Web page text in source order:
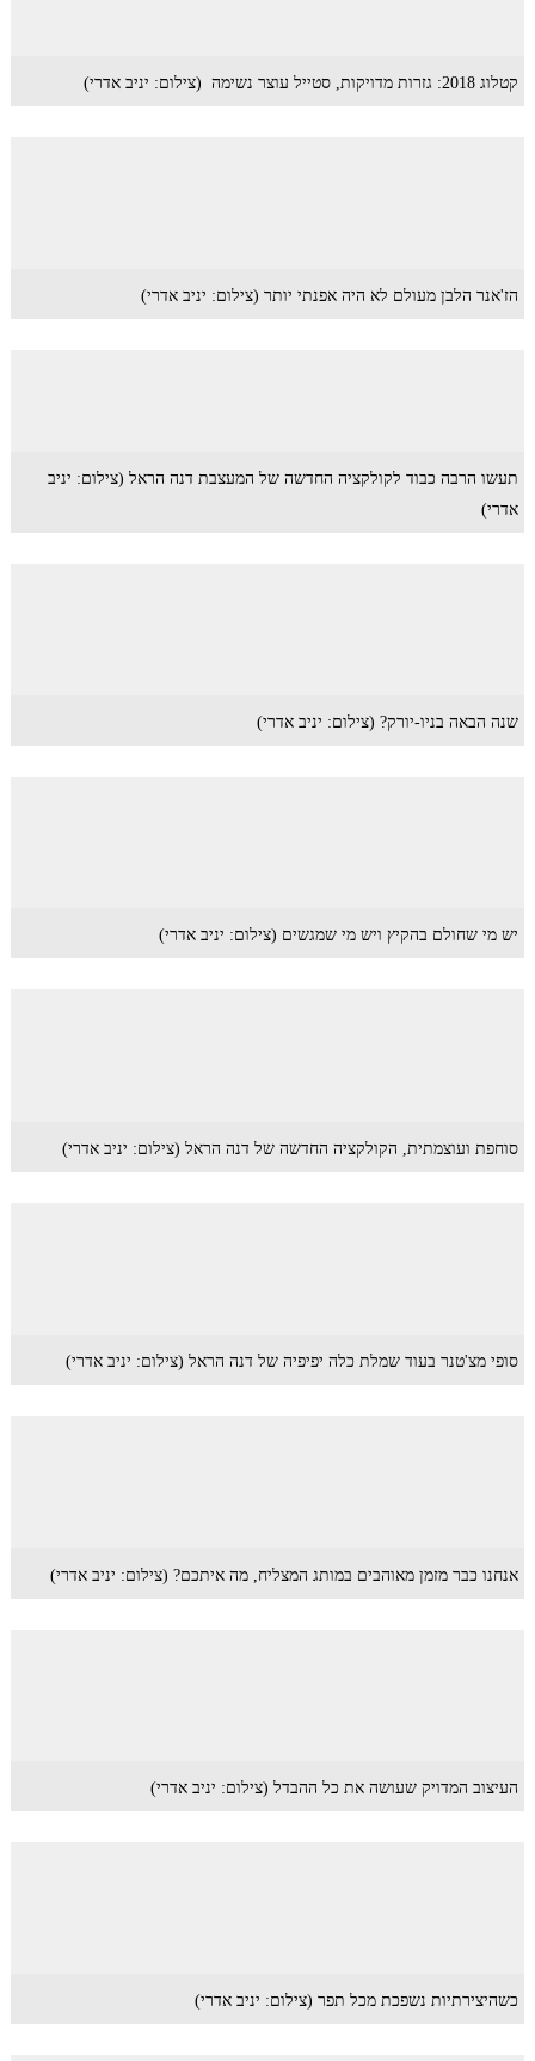
קטלוג 2018: גזרות מדויקות, סטייל עוצר נשימה (צילום: יניב אדרי)
הז'אנר הלבן מעולם לא היה אפנתי יותר (צילום: יניב אדרי)
תעשו הרבה כבוד לקולקציה החדשה של המעצבת דנה הראל (צילום: יניב
אדרי)
שנה הבאה בניו-יורק? (צילום: יניב אדרי)
יש מי שחולם בהקיץ ויש מי שמגשים (צילום: יניב אדרי)
סוחפת ועוצמתית, הקולקציה החדשה של דנה הראל (צילום: יניב אדרי)
סופי מצ'טנר בעוד שמלת כלה יפיפיה של דנה הראל (צילום: יניב אדרי)
אנחנו כבר מזמן מאוהבים במותג המצליח, מה איתכם? (צילום: יניב אדרי)
העיצוב המדויק שעושה את כל ההבדל (צילום: יניב אדרי)
כשהיצירתיות נשפכת מכל תפר (צילום: יניב אדרי)